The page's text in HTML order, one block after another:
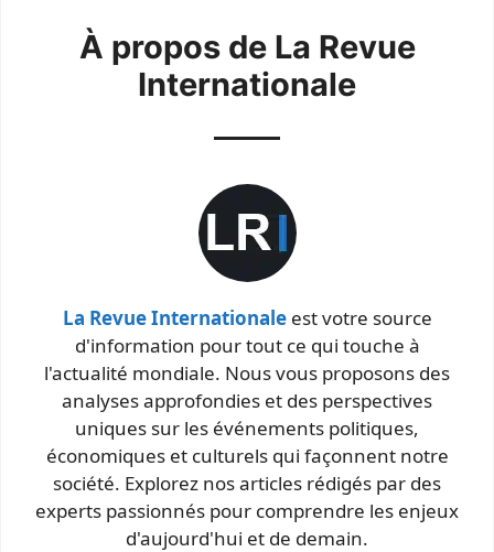
À propos de La Revue
Internationale
La Revue Internationaleest votre source
d'information pour tout ce qui touche à
l'actualité mondiale. Nous vous proposons des
analyses approfondies et des perspectives
uniques sur les événements politiques,
économiques et culturels qui façonnent notre
société. Explorez nos articles rédigés par des
experts passionnés pour comprendre les enjeux
d'aujourd'hui et de demain.